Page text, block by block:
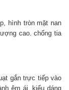
hình tròn mặt nan
cao. chống tia
gắn trực tiếp vào
êm ái, kiểu dáng